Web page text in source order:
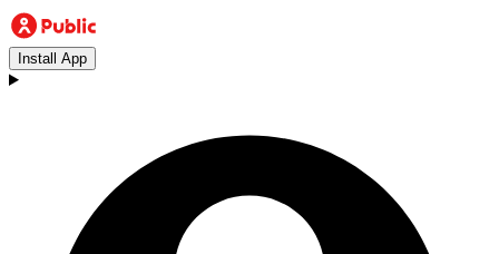
Install App